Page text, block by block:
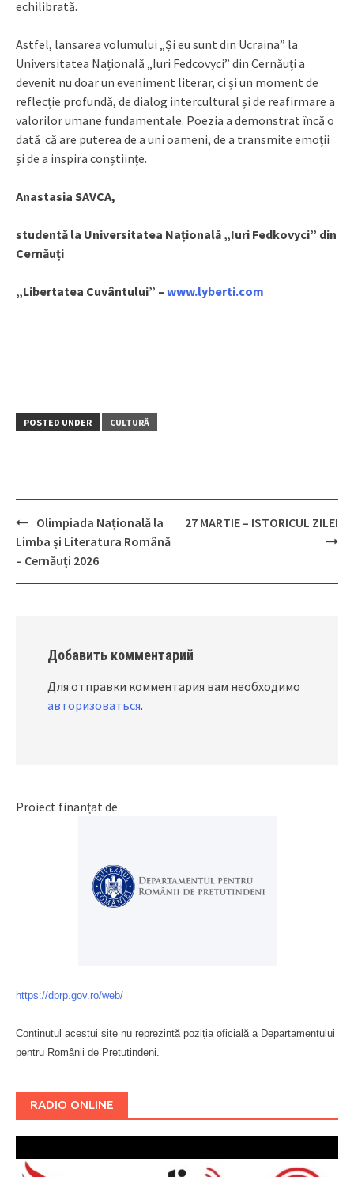
echilibrată.
Astfel, lansarea volumului „Și eu sunt din Ucraina” la
Universitatea Națională „Iuri Fedcovyci” din Cernăuți a
devenit nu doar un eveniment literar, ci și un moment de
reflecție profundă, de dialog intercultural și de reafirmare a
valorilor umane fundamentale. Poezia a demonstrat încă o
dată că are puterea de a uni oameni, de a transmite emoții
și de a inspira conștiințe.
Anastasia SAVCA,
studentă la Universitatea Națională „Iuri Fedkovyci” din
Cernăuți
„Libertatea Cuvântului” – www.lyberti.com
POSTED UNDER CULTURĂ
Post
navigation
Olimpiada Națională la
Limba și Literatura Română
– Cernăuți 2026
27 MARTIE – ISTORICUL ZILEI
Добавить комментарий
Для отправки комментария вам необходимо
авторизоваться.
Proiect finanțat de
https://dprp.gov.ro/web/
Conținutul acestui site nu reprezintă poziția oficială a Departamentului
pentru Românii de Pretutindeni.
RADIO ONLINE